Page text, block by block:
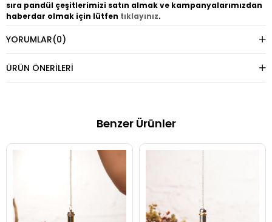
sıra pandül çeşitlerimizi satın almak ve kampanyalarımızdan
haberdar olmak için lütfen tıklayınız.
YORUMLAR(0)
ÜRÜN ÖNERILERI
Benzer Ürünler